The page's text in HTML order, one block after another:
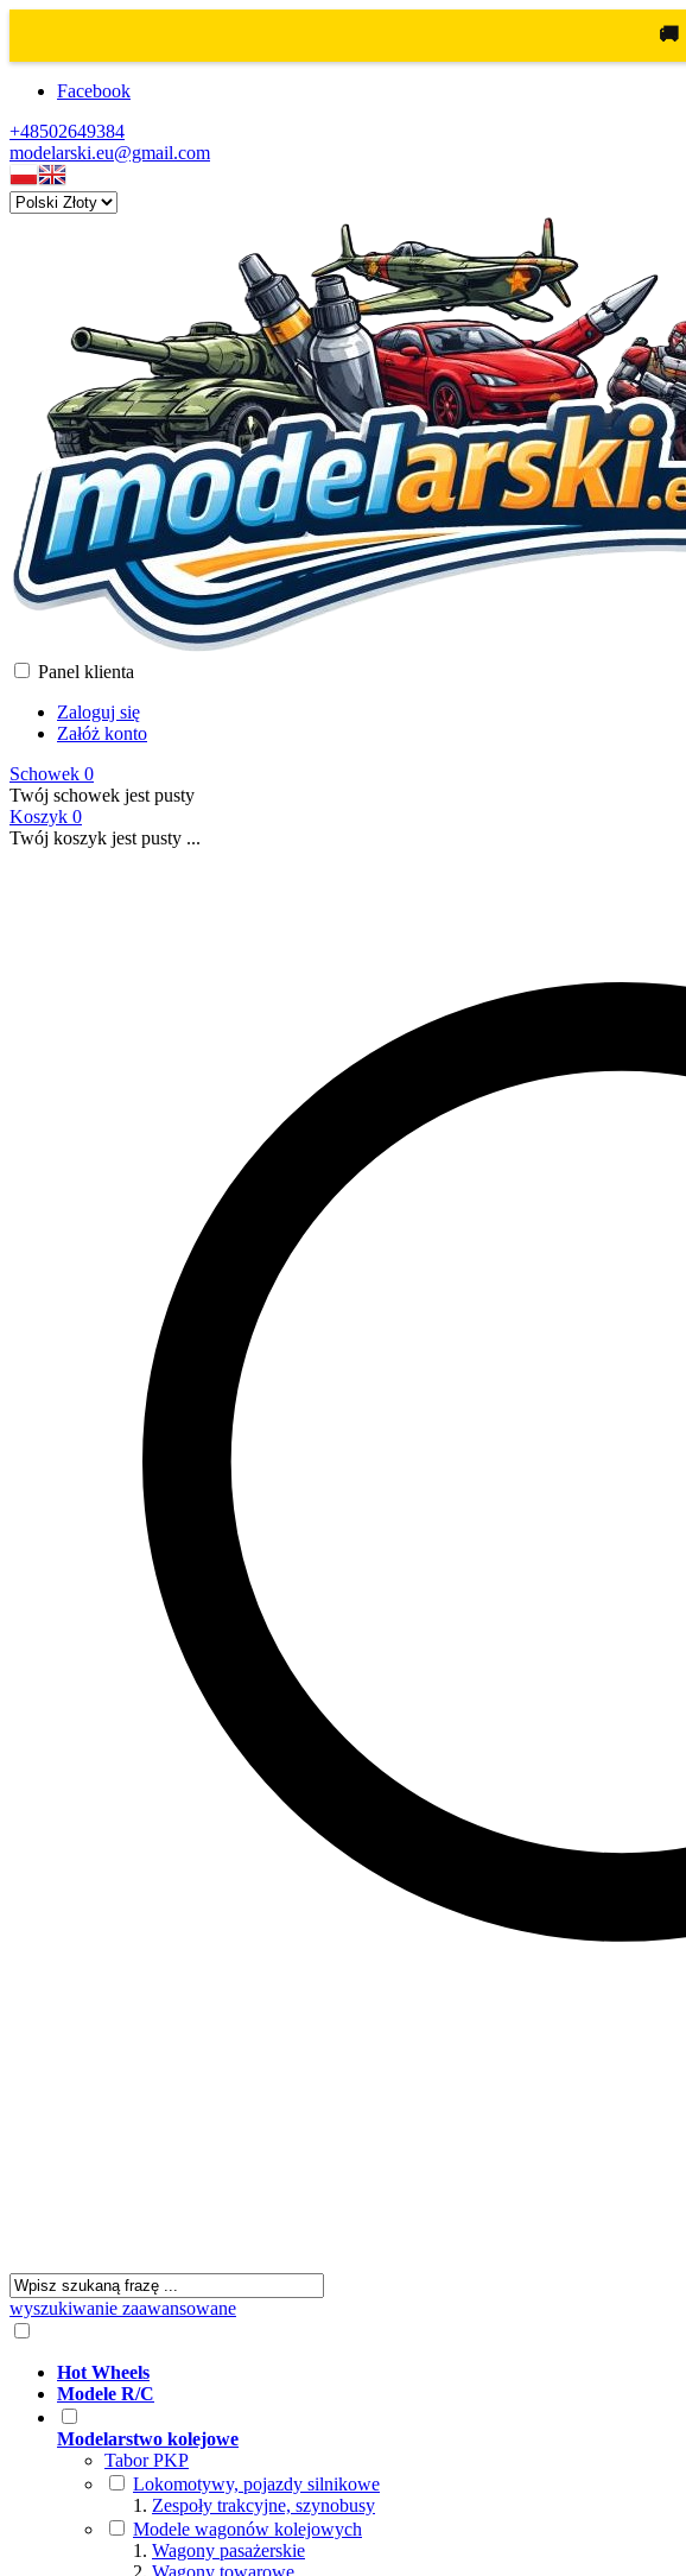
🚚
Facebook
+48502649384
modelarski.eu@gmail.com
Panel klienta
Zaloguj się
Załóż konto
Schowek 0
Twój schowek jest pusty
Koszyk 0
Twój koszyk jest pusty ...
wyszukiwanie zaawansowane
Hot Wheels
Modele R/C
Modelarstwo kolejowe
Tabor PKP
Lokomotywy, pojazdy silnikowe
Zespoły trakcyjne, szynobusy
Modele wagonów kolejowych
Wagony pasażerskie